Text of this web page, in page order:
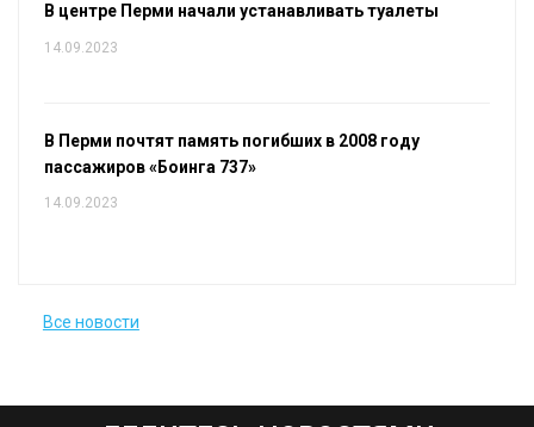
В центре Перми начали устанавливать туалеты
14.09.2023
В Перми почтят память погибших в 2008 году
пассажиров «Боинга 737»
14.09.2023
Все новости